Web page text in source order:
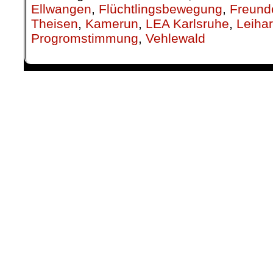
└ Schlagwörter:Allassa M.,Bild
Ellwangen,Flüchtlingsbewegung,
Theisen,Kamerun, LEA Karlsruhe